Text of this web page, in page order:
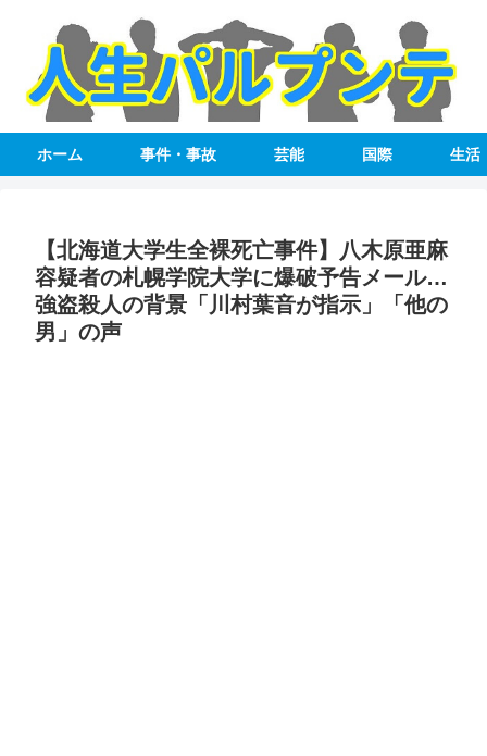
ホーム 事件・事故 芸能 国際 生活
【北海道大学生全裸死亡事件】八木原亜麻
容疑者の札幌学院大学に爆破予告メール…
強盗殺人の背景「川村葉音が指示」「他の
男」の声